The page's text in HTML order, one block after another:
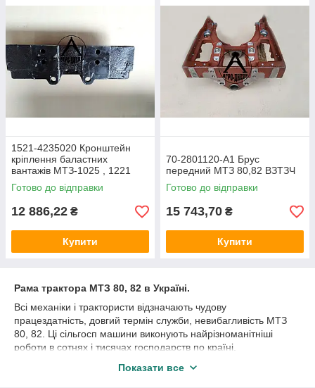
1521-4235020 Кронштейн
кріплення баластних
вантажів МТЗ-1025 , 1221
Готово до відправки
12 886,22 ₴
Купити
70-2801120-А1 Брус
передний МТЗ 80,82 ВЗТЗЧ
Готово до відправки
15 743,70 ₴
Купити
Рама трактора МТЗ 80, 82 в Україні.
Всі механіки і трактористи відзначають чудову
працездатність, довгий термін служби, невибагливість МТЗ
80, 82. Ці сільгосп машини виконують найрізноманітніші
роботи в сотнях і тисячах господарств по країні.
моделей трактора. Цей успіх ґрунтується на ряді причин.
Показати все